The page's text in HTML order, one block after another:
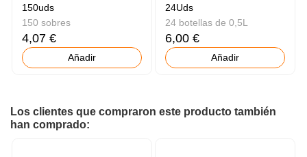
150uds
150 sobres
4,07 €
Añadir
24Uds
24 botellas de 0,5L
6,00 €
Añadir
Los clientes que compraron este producto también
han comprado: